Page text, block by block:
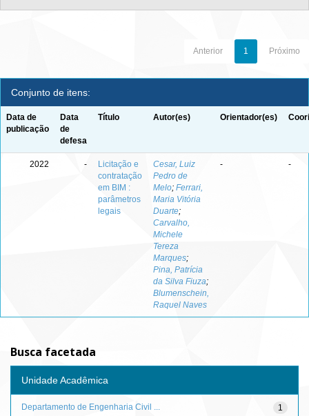
Anterior 1 Próximo
Conjunto de itens:
Data de
publicação
Data
de
defesa
Título Autor(es) Orientador(es)
2022 -
Licitação e
contratação
em BIM :
parâmetros
legais
Cesar, Luiz
Pedro de
Melo; Ferrari,
Maria Vitória
Duarte;
Carvalho,
Michele
Tereza
Marques;
Pina, Patrícia
da Silva Fiuza;
Blumenschein,
Raquel Naves
- -
Busca facetada
Unidade Acadêmica
1
Departamento de Engenharia Civil ...